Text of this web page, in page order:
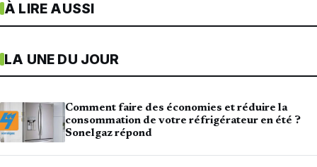
À LIRE AUSSI
LA UNE DU JOUR
Comment faire des économies et réduire la
consommation de votre réfrigérateur en été ?
Sonelgaz répond